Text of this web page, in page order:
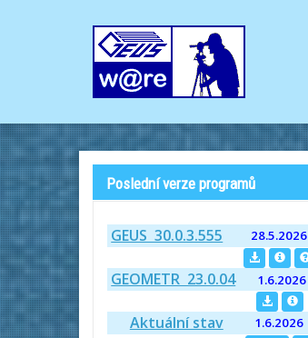
Poslední verze programů
GEUS 30.0.3.555 28.5.2026
GEOMETR 23.0.04 1.6.2026
Aktuální stav 1.6.2026